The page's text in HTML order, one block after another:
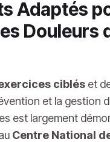
Adaptés
Douleurs
ciblés et
et la gestion
est largement
Centre National